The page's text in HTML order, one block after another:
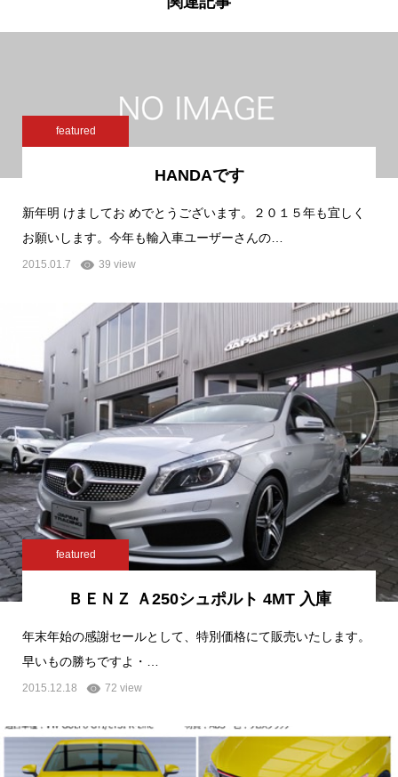
featured
HANDAです
新年明 けましてお めでとうございます。２０１５年も宜しく
お願いします。今年も輸入車ユーザーさんの…
2015.01.7 39 view
featured
ＢＥＮＺ Ａ250シュポルト 4MT 入庫
年末年始の感謝セールとして、特別価格にて販売いたします。
早いもの勝ちですよ・…
2015.12.18 72 view